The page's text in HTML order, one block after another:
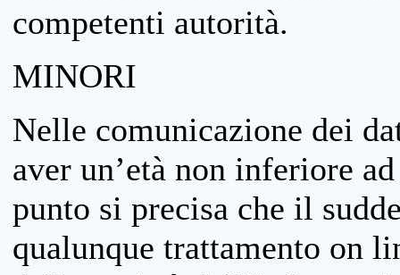
competenti autorità.
MINORI
Nelle comunicazione dei
aver un’età non inferiore
punto si precisa che il
qualunque trattamento on